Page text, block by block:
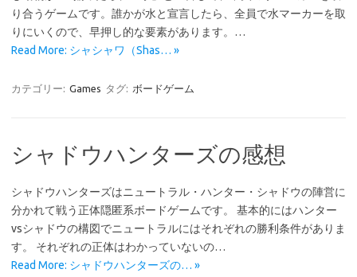
り合うゲームです。誰かが水と宣言したら、全員で水マーカーを取
りにいくので、早押し的な要素があります。…
Read More: シャシャワ（Shas… »
カテゴリー: Games タグ: ボードゲーム
シャドウハンターズの感想
シャドウハンターズはニュートラル・ハンター・シャドウの陣営に
分かれて戦う正体隠匿系ボードゲームです。 基本的にはハンター
vsシャドウの構図でニュートラルにはそれぞれの勝利条件がありま
す。 それぞれの正体はわかっていないの…
Read More: シャドウハンターズの… »